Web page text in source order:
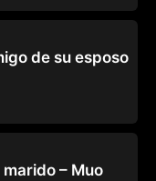
de su esposo
– Muo